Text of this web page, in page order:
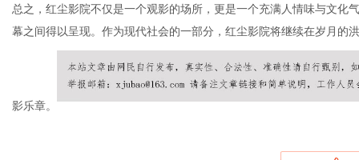
总之，红尘影院不仅是一个观影的场所，更是一个充满人情味与文化
幕之间得以呈现。作为现代社会的一部分，红尘影院将继续在岁月的
影乐章。